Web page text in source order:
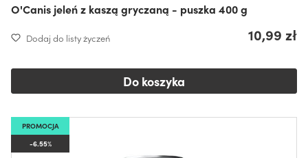
O'Canis jeleń z kaszą gryczaną - puszka 400 g
Dodaj do listy życzeń 10,99 zł
Do koszyka
PROMOCJA
-6.55%